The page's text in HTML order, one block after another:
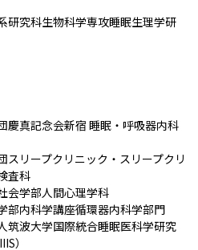
研究科生物科学専攻睡眠生理学研
慶真記念会新宿 睡眠・呼吸器内科
スリープクリニック・スリープクリ
査科
会学部人間心理学科
部内科学講座循環器内科学部門
筑波大学国際統合睡眠医科学研究
）